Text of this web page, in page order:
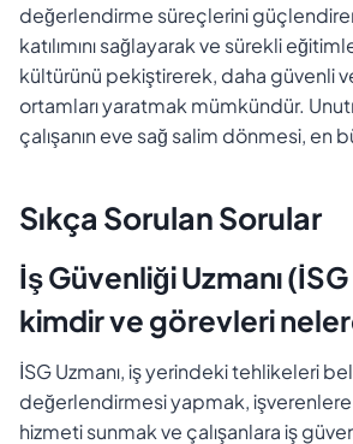
değerlendirme süreçlerini
katılımını sağlayarak ve sürekli
kültürünü pekiştirerek, daha güvenli ve
ortamları yaratmak mümkündür.
çalışanın eve sağ salim dönmesi, en
Sıkça Sorulan Sorular
İş Güvenliği Uzmanı (İSG
kimdir ve görevleri
İSG Uzmanı, iş yerindeki tehlikeleri
değerlendirmesi yapmak, işverenlere
hizmeti sunmak ve çalışanlara iş